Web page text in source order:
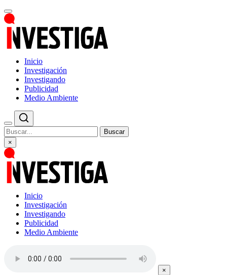
Inicio
Investigación
Investigando
Publicidad
Medio Ambiente
Buscar
×
Inicio
Investigación
Investigando
Publicidad
Medio Ambiente
×